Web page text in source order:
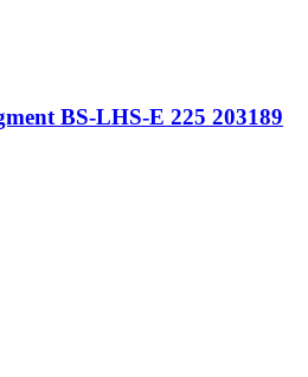
BS-LHS-E 225 203189